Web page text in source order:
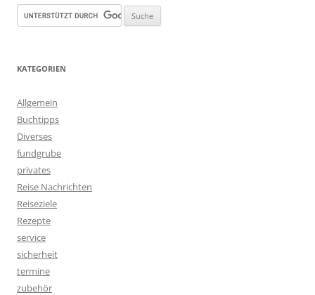
KATEGORIEN
Allgemein
Buchtipps
Diverses
fundgrube
privates
Reise Nachrichten
Reiseziele
Rezepte
service
sicherheit
termine
zubehör